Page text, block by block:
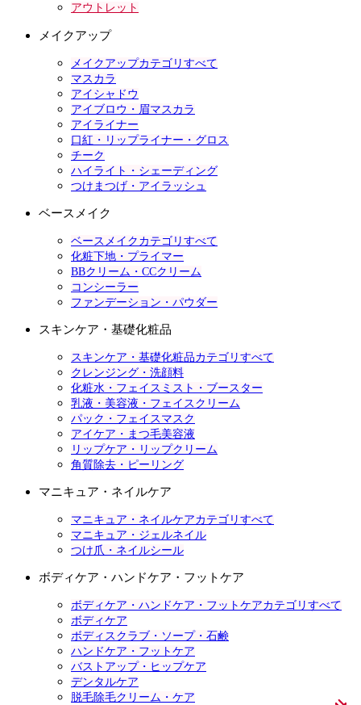
アウトレット
メイクアップ
メイクアップカテゴリすべて
マスカラ
アイシャドウ
アイブロウ・眉マスカラ
アイライナー
口紅・リップライナー・グロス
チーク
ハイライト・シェーディング
つけまつげ・アイラッシュ
ベースメイク
ベースメイクカテゴリすべて
化粧下地・プライマー
BBクリーム・CCクリーム
コンシーラー
ファンデーション・パウダー
スキンケア・基礎化粧品
スキンケア・基礎化粧品カテゴリすべて
クレンジング・洗顔料
化粧水・フェイスミスト・ブースター
乳液・美容液・フェイスクリーム
パック・フェイスマスク
アイケア・まつ毛美容液
リップケア・リップクリーム
角質除去・ピーリング
マニキュア・ネイルケア
マニキュア・ネイルケアカテゴリすべて
マニキュア・ジェルネイル
つけ爪・ネイルシール
ボディケア・ハンドケア・フットケア
ボディケア・ハンドケア・フットケアカテゴリすべて
ボディケア
ボディスクラブ・ソープ・石鹸
ハンドケア・フットケア
バストアップ・ヒップケア
デンタルケア
脱毛除毛クリーム・ケア